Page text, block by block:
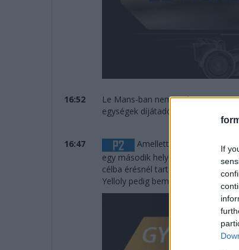
If
16:52
Le Mans-ban nem csak a
egységek díjátadója zajlik.
16:47
Amellett sem lehet
egy második helyet szerzett az
célba érésnél tart, Dillmann eddig
Yelloly pedig bemutatkozó